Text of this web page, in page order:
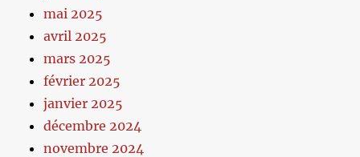
mai 2025
avril 2025
mars 2025
février 2025
janvier 2025
décembre 2024
novembre 2024